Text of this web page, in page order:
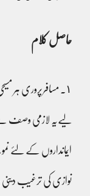
حاصل کلام
١۔ مسافرپروری
لیےیہ لازمی وصف
ایمانداروں کے لئے
نوازی کی ترغیب دینی